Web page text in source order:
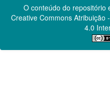
O conteúdo do repositório
Creative CommonsAtribuição
4.0